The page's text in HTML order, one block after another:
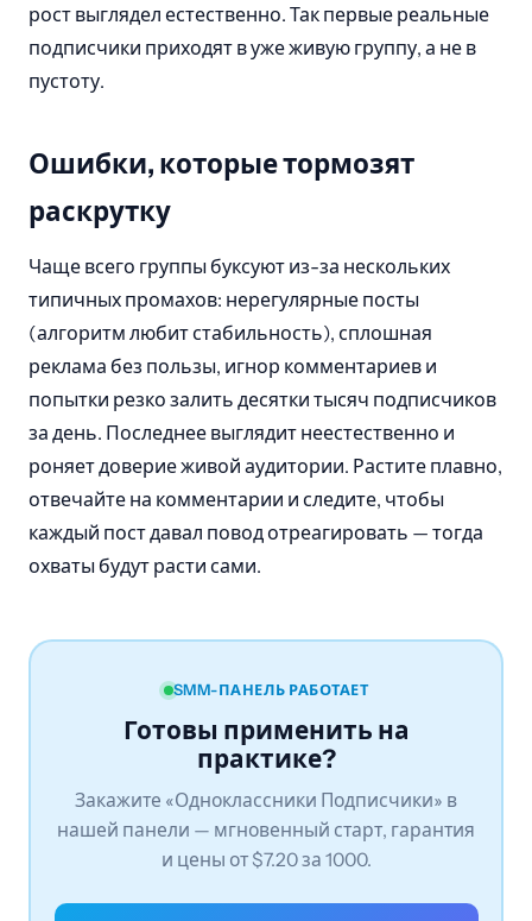
рост выглядел естественно. Так первые реальные
подписчики приходят в уже живую группу, а не в
пустоту.
Ошибки, которые тормозят
раскрутку
Чаще всего группы буксуют из-за нескольких
типичных промахов: нерегулярные посты
(алгоритм любит стабильность), сплошная
реклама без пользы, игнор комментариев и
попытки резко залить десятки тысяч подписчиков
за день. Последнее выглядит неестественно и
роняет доверие живой аудитории. Растите плавно,
отвечайте на комментарии и следите, чтобы
каждый пост давал повод отреагировать — тогда
охваты будут расти сами.
SMM-ПАНЕЛЬ РАБОТАЕТ
Готовы применить на
практике?
Закажите «Одноклассники Подписчики» в
нашей панели — мгновенный старт, гарантия
и цены от $7.20 за 1000.